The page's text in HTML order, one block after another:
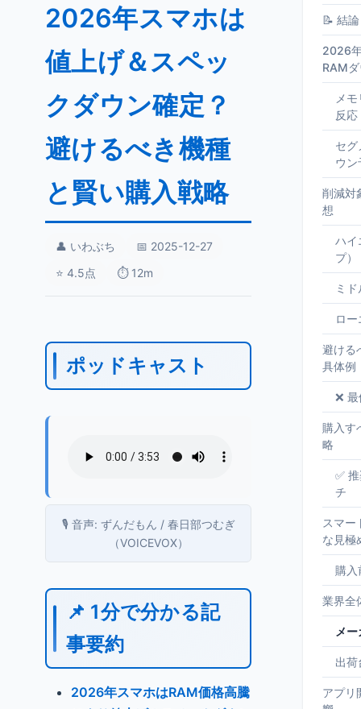
2026年スマホは
値上げ＆スペッ
クダウン確定？
避けるべき機種
と賢い購入戦略
👤 いわぶち
📅 2025-12-27
⭐ 4.5点
⏱️ 12m
ポッドキャスト
🎙️ 音声: ずんだもん / 春日部つむぎ
（VOICEVOX）
📌 1分で分かる記
事要約
2026年スマホはRAM価格高騰
📝 結論
2026
RAM
メ
反応
セグ
ウン
削減対
想
ハイ
プ）
ミ
ロ
避ける
具体例
❌
購入す
略
✅
チ
スマー
な見極
購入
業界全
メ
出荷
アプリ